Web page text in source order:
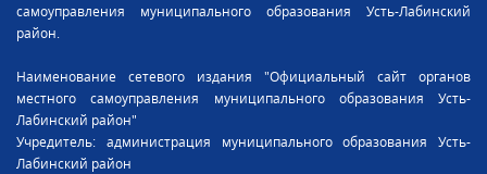
самоуправления муниципального образования Усть-Лабинский
район.
Наименование сетевого издания "Официальный сайт органов
местного самоуправления муниципального образования Усть-
Лабинский район"
Учредитель: администрация муниципального образования Усть-
Лабинский район